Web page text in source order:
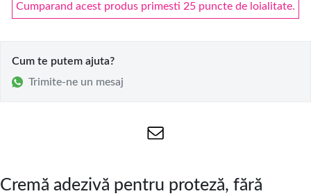
Cumparand acest produs primesti 25 puncte de loialitate.
Cum te putem ajuta?
Trimite-ne un mesaj
Cremă adezivă pentru proteză, fără